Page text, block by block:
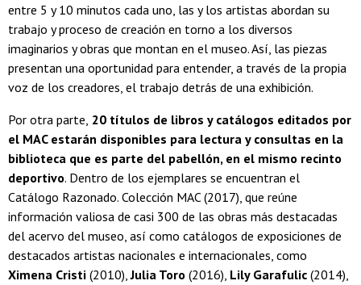
entre 5 y 10 minutos cada uno, las y los artistas abordan su
trabajo y proceso de creación en torno a los diversos
imaginarios y obras que montan en el museo. Así, las piezas
presentan una oportunidad para entender, a través de la propia
voz de los creadores, el trabajo detrás de una exhibición.
Por otra parte, 20 títulos de libros y catálogos editados por
el MAC estarán disponibles para lectura y consultas en la
biblioteca que es parte del pabellón, en el mismo recinto
deportivo. Dentro de los ejemplares se encuentran el
Catálogo Razonado. Colección MAC (2017), que reúne
información valiosa de casi 300 de las obras más destacadas
del acervo del museo, así como catálogos de exposiciones de
destacados artistas nacionales e internacionales, como
Ximena Cristi (2010),Julia Toro (2016), Lily Garafulic (2014),